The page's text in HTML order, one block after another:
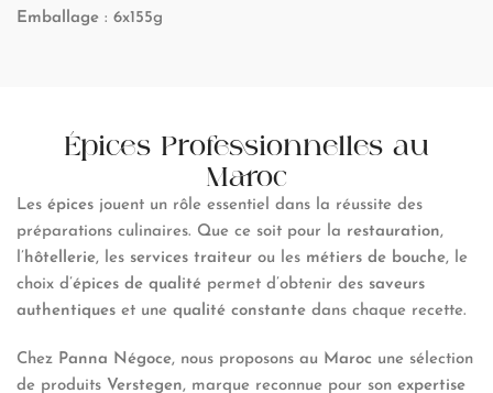
Emballage : 6x155g
Épices Professionnelles au
Maroc
Les épices jouent un rôle essentiel dans la réussite des
préparations culinaires. Que ce soit pour la restauration,
l’hôtellerie, les services traiteur ou les métiers de bouche, le
choix d’épices de qualité permet d’obtenir des saveurs
authentiques et une qualité constante dans chaque recette.
Chez Panna Négoce, nous proposons au Maroc une sélection
de produits Verstegen, marque reconnue pour son expertise